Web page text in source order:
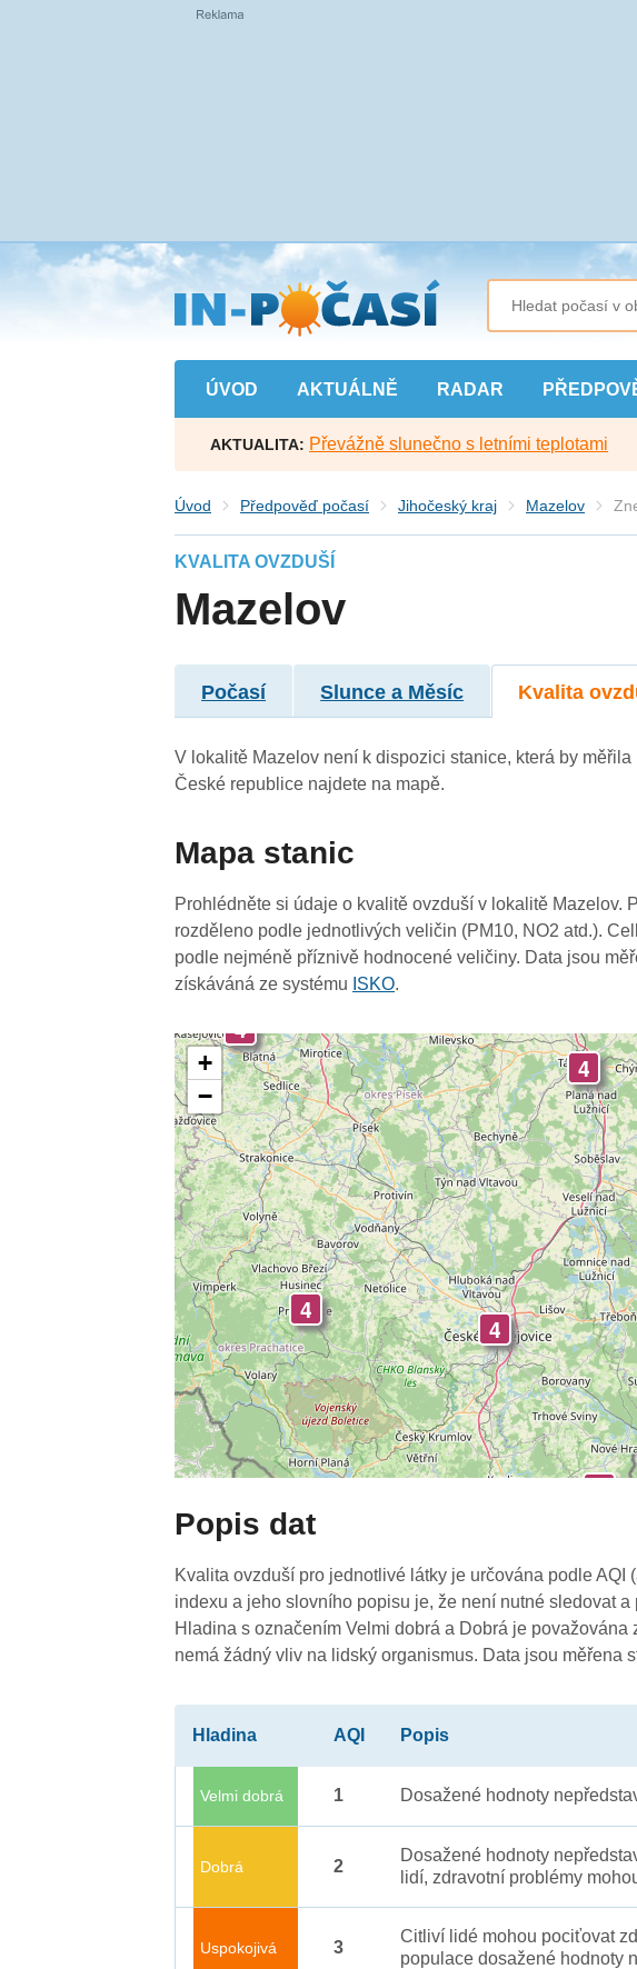
Přejít
na
hlavní
obsah
ÚVOD AKTUÁLNĚ RADAR
AKTUALITA: Převážně slunečno s letními teplotami
Úvod Předpověď počasí Jihočeský kraj Mazelov
KVALITA OVZDUŠÍ
Mazelov
Počasí Slunce a Měsíc Kvalita
V lokalitě Mazelov není k dispozici stanice, která by
České republice najdete na mapě.
Mapa stanic
Prohlédněte si údaje o kvalitě ovzduší v lokalitě Mazelov.
rozděleno podle jednotlivých veličin (PM10, NO2 atd.).
podle nejméně příznivě hodnocené veličiny. Data jsou
získáváná ze systému ISKO.
4
4
4
4 4
4
4
4
4
4
+
−
Popis dat
Kvalita ovzduší pro jednotlivé látky je určována podle AQI
indexu a jeho slovního popisu je, že není nutné sledovat
Hladina s označením Velmi dobrá a Dobrá je
nemá žádný vliv na lidský organismus. Data jsou měřena
Hladina AQI Popis
Velmi dobrá 1 Dosažené hodnoty
Dobrá 2
Dosažené hodnoty
lidí, zdravotní problémy
Uspokojivá 3
Citliví lidé mohou pociťovat
populace dosažené hodnoty